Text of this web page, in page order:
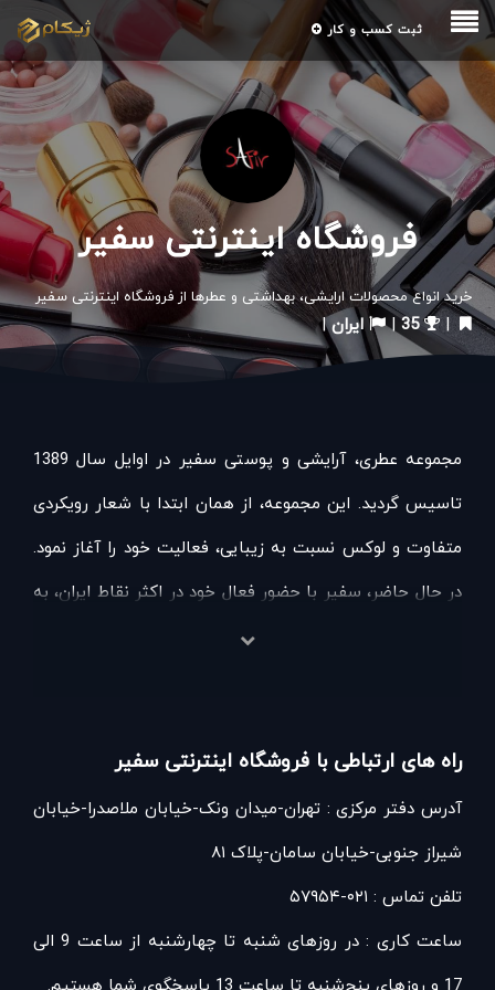
فروشگاه اینترنتی سفیر
خرید انواع محصولات ارایشی، بهداشتی و عطرها از فروشگاه اینترنتی سفیر
|
35
| ایران|
ثبت کسب و کار
مجموعه عطری، آرایشی و پوستی سفیر در اوایل سال 1389
تاسیس گردید. این مجموعه، از همان ابتدا با شعار رویکردی
متفاوت و لوکس نسبت به زیبایی، فعالیت خود را آغاز نمود.
در حال حاضر، سفیر با حضور فعال خود در اکثر نقاط ایران، به
عنوان بزرگ ترین مجموعه عرضه کننده برند های برتر آرایشی،
و همچنین ارائه خدمات مشاوره ای ویژه به مشتریان خود،
پیشگام بوده است. مشاوران مجرب این مجموعه در تمامی
فروشگاه های سفیر، با ارائه مشاوره های تخصصی به
مشتریان و درک صحیح نگرانی های آنها، بهترین گزینه ها را
به آنها پیشنهاد می کنند. مجموعه فروشگاه های سفیر با
راه های ارتباطی با فروشگاه اینترنتی سفیر
آدرس دفتر مرکزی : تهران-میدان ونک-خیابان ملاصدرا-خیابان
شیراز جنوبی-خیابان سامان-پلاک ۸۱
تلفن تماس : ۰۲۱-۵۷۹۵۴
ساعت کاری : در روزهای شنبه تا چهارشنبه از ساعت 9 الی